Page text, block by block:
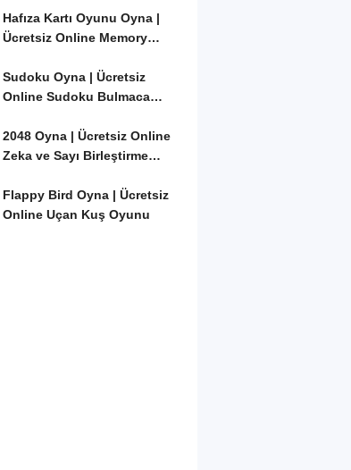
Hafıza Kartı Oyunu Oyna |
Ücretsiz Online Memory
Sudoku Oyna | Ücretsiz
Online Sudoku Bulmaca
2048 Oyna | Ücretsiz Online
Zeka ve Sayı Birleştirme
Flappy Bird Oyna | Ücretsiz
Online Uçan Kuş Oyunu